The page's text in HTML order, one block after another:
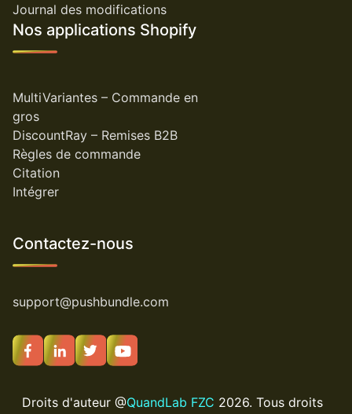
Journal des modifications
Nos applications Shopify
MultiVariantes – Commande en
gros
DiscountRay – Remises B2B
Règles de commande
Citation
Intégrer
Contactez-nous
support@pushbundle.com
Droits d'auteur @QuandLab FZC 2026. Tous droits